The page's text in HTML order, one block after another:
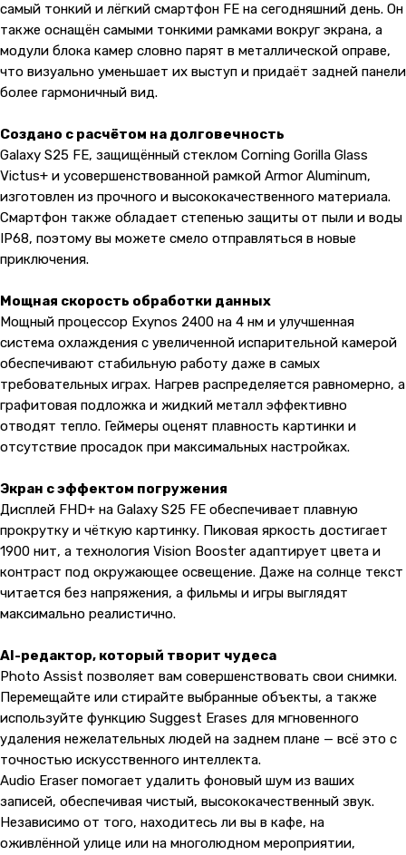
самый тонкий и лёгкий смартфон FE на сегодняшний день. Он
также оснащён самыми тонкими рамками вокруг экрана, а
модули блока камер словно парят в металлической оправе,
что визуально уменьшает их выступ и придаёт задней панели
более гармоничный вид.
Создано с расчётом на долговечность
Galaxy S25 FE, защищённый стеклом Corning Gorilla Glass
Victus+ и усовершенствованной рамкой Armor Aluminum,
изготовлен из прочного и высококачественного материала.
Смартфон также обладает степенью защиты от пыли и воды
IP68, поэтому вы можете смело отправляться в новые
приключения.
Мощная скорость обработки данных
Мощный процессор Exynos 2400 на 4 нм и улучшенная
система охлаждения с увеличенной испарительной камерой
обеспечивают стабильную работу даже в самых
требовательных играх. Нагрев распределяется равномерно, а
графитовая подложка и жидкий металл эффективно
отводят тепло. Геймеры оценят плавность картинки и
отсутствие просадок при максимальных настройках.
Экран с эффектом погружения
Дисплей FHD+ на Galaxy S25 FE обеспечивает плавную
прокрутку и чёткую картинку. Пиковая яркость достигает
1900 нит, а технология Vision Booster адаптирует цвета и
контраст под окружающее освещение. Даже на солнце текст
читается без напряжения, а фильмы и игры выглядят
максимально реалистично.
AI-редактор, который творит чудеса
Photo Assist позволяет вам совершенствовать свои снимки.
Перемещайте или стирайте выбранные объекты, а также
используйте функцию Suggest Erases для мгновенного
удаления нежелательных людей на заднем плане — всё это с
точностью искусственного интеллекта.
Audio Eraser помогает удалить фоновый шум из ваших
записей, обеспечивая чистый, высококачественный звук.
Независимо от того, находитесь ли вы в кафе, на
оживлённой улице или на многолюдном мероприятии,